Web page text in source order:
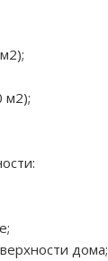
м2);
дома;